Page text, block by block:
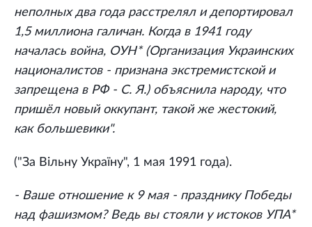
неполных два года расстрелял и депортировал
1,5 миллиона галичан. Когда в 1941 году
началась война, ОУН* (Организация Украинских
националистов - признана экстремистской и
запрещена в РФ - С. Я.) объяснила народу, что
пришёл новый оккупант, такой же жестокий,
как большевики".
("За Вiльну Украïну", 1 мая 1991 года).
- Ваше отношение к 9 мая - празднику Победы
над фашизмом? Ведь вы стояли у истоков УПА*